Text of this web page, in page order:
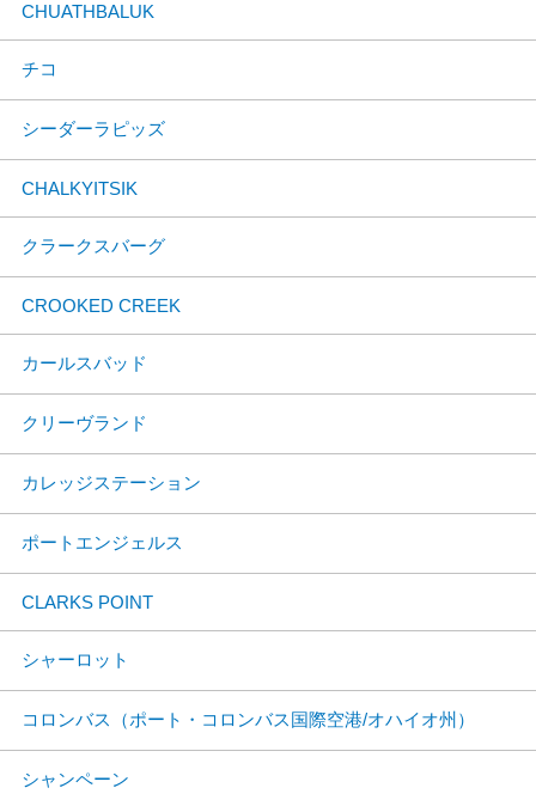
CHUATHBALUK
チコ
シーダーラピッズ
CHALKYITSIK
クラークスバーグ
CROOKED CREEK
カールスバッド
クリーヴランド
カレッジステーション
ポートエンジェルス
CLARKS POINT
シャーロット
コロンバス（ポート・コロンバス国際空港/オハイオ州）
シャンペーン